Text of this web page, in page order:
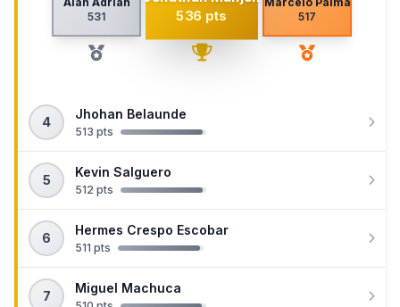
531
536 pts
517
4
Jhohan Belaunde
513 pts
5
Kevin Salguero
512 pts
6
Hermes Crespo Escobar
511 pts
7
Miguel Machuca